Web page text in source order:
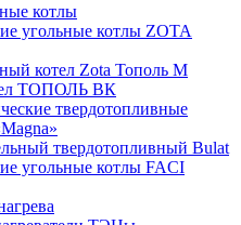
котлы
угольные котлы ZOTA
котел Zota Тополь М
ТОПОЛЬ ВК
твердотопливные
твердотопливный Bulat
угольные котлы FACI